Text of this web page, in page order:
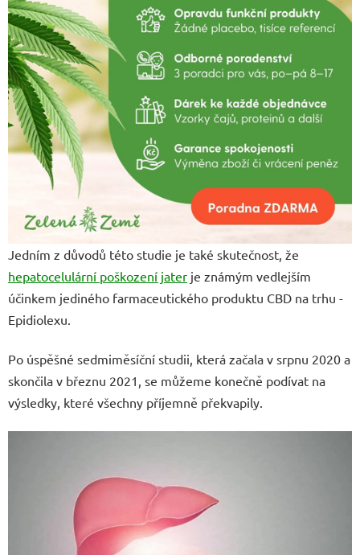
Jedním z důvodů této studie je také skutečnost, že
hepatocelulární poškození jater je známým vedlejším
účinkem jediného farmaceutického produktu CBD na trhu -
Epidiolexu.
Po úspěšné sedmiměsíční studii, která začala v srpnu 2020 a
skončila v březnu 2021, se můžeme konečně podívat na
výsledky, které všechny příjemně překvapily.